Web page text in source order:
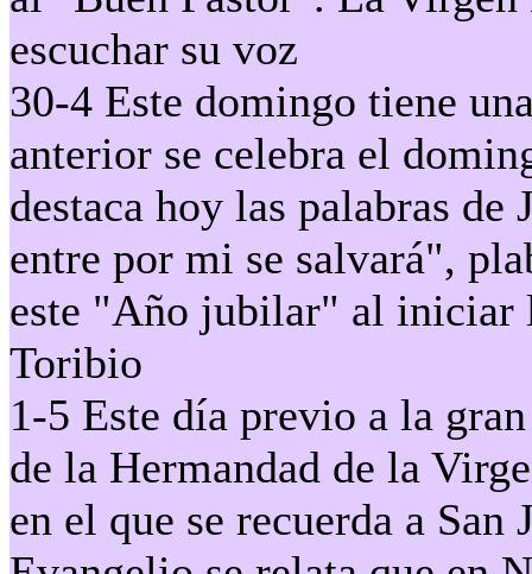
escuchar su voz
30-4 Este domingo tiene
anterior se celebra el
destaca hoy las palabras
entre por mi se salvará",
este "Año jubilar" al iniciar
Toribio
1-5 Este día previo a la
de la Hermandad de la
en el que se recuerda a San